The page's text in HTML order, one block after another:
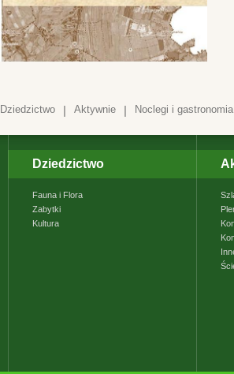
Dziedzictwo | Aktywnie | Noclegi i gastronomia
Dziedzictwo
Fauna i Flora
Zabytki
Kultura